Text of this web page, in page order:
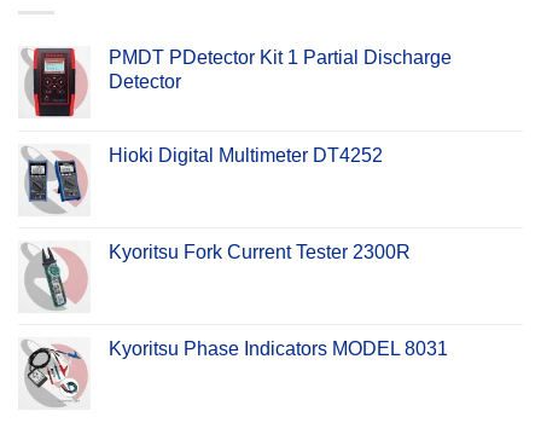
PMDT PDetector Kit 1 Partial Discharge
Detector
Hioki Digital Multimeter DT4252
Kyoritsu Fork Current Tester 2300R
Kyoritsu Phase Indicators MODEL 8031